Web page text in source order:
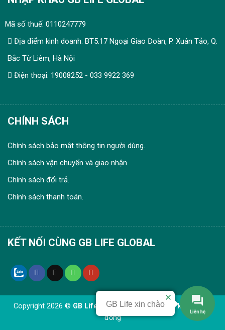
Mã số thuế: 0110247779
Địa điểm kinh doanh: BT5.17 Ngoại Giao Đoàn, P. Xuân Tảo, Q.
Bắc Từ Liêm, Hà Nội
Điện thoại: 19008252 - 033 9922 369
CHÍNH SÁCH
Chính sách bảo mật thông tin người dùng.
Chính sách vận chuyển và giao nhận.
Chính sách đổi trả.
Chính sách thanh toán.
KẾT NỐI CÙNG GB LIFE GLOBAL
Copyright 2026 © GB Life Global- Chăm sóc sức khoẻ cộng
đồng
Liên hệ
GB Life xin chào